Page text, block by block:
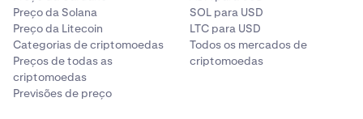
Preço da Solana
Preço da Litecoin
Categorias de criptomoedas
Preços de todas as
criptomoedas
Previsões de preço
SOL para USD
LTC para USD
Todos os mercados de
criptomoedas